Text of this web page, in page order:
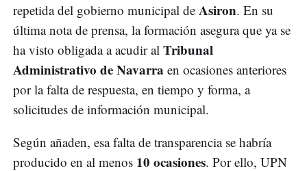
repetida del gobierno municipal de Asiron. En su
última nota de prensa, la formación asegura que ya se
ha visto obligada a acudir al Tribunal
Administrativo de Navarra en ocasiones anteriores
por la falta de respuesta, en tiempo y forma, a
solicitudes de información municipal.
Según añaden, esa falta de transparencia se habría
producido en al menos 10 ocasiones. Por ello, UPN